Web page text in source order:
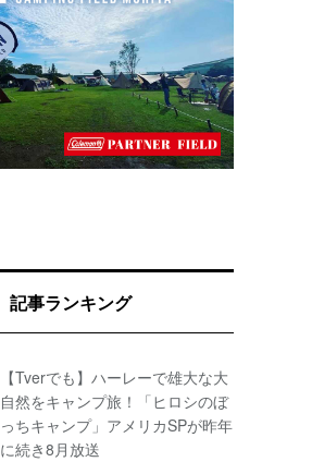
記事ランキング
【Tverでも】ハーレーで雄大な大
自然をキャンプ旅！「ヒロシのぼ
っちキャンプ」アメリカSPが昨年
に続き8月放送